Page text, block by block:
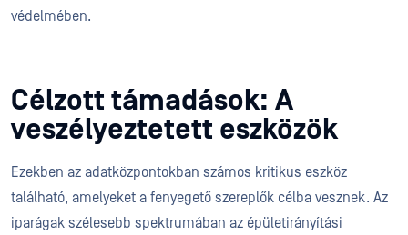
védelmében.
Célzott támadások: A
veszélyeztetett eszközök
Ezekben az adatközpontokban számos kritikus eszköz
található, amelyeket a fenyegető szereplők célba vesznek. Az
iparágak szélesebb spektrumában az épületirányítási